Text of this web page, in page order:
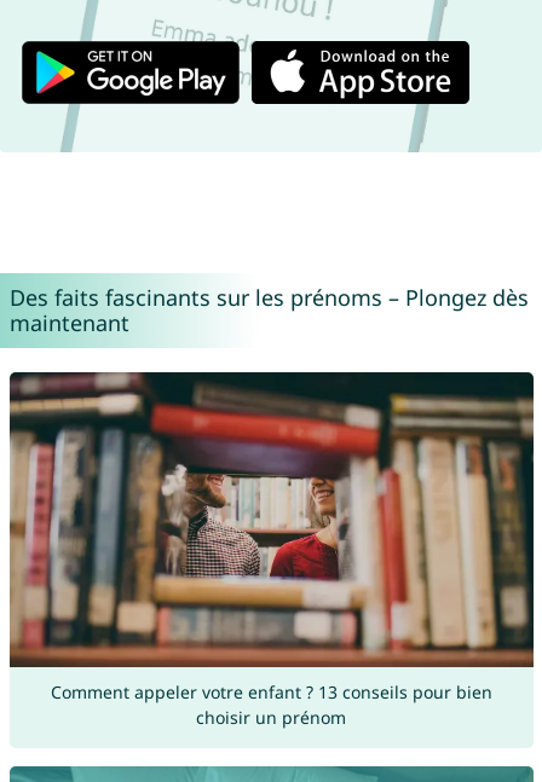
Des faits fascinants sur les prénoms – Plongez dès
maintenant
Comment appeler votre enfant ? 13 conseils pour bien
choisir un prénom